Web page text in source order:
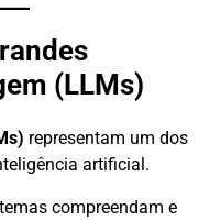
(LLMs)
representam um dos
artificial.
compreendam e